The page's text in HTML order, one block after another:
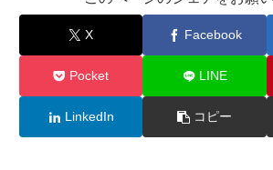
X Facebook
Pocket LINE
LinkedIn コピー